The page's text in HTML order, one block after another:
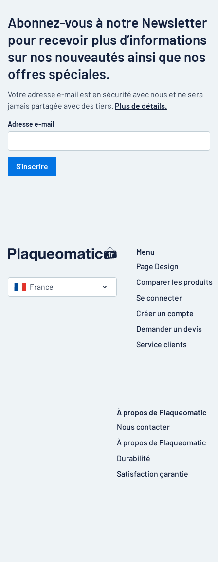
Abonnez-vous à notre Newsletter
pour recevoir plus d’informations
sur nos nouveautés ainsi que nos
offres spéciales.
Votre adresse e-mail est en sécurité avec nous et ne sera
jamais partagée avec des tiers. Plus de détails.
Adresse e-mail
S'inscrire
France
Menu
Page Design
Comparer les produits
Se connecter
Créer un compte
Demander un devis
Service clients
À propos de Plaqueomatic
Nous contacter
À propos de Plaqueomatic
Durabilité
Satisfaction garantie